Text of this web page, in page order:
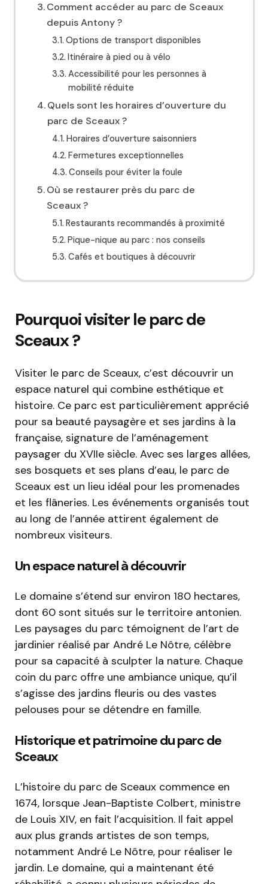
Comment accéder au parc de Sceaux
depuis Antony ?
Options de transport disponibles
Itinéraire à pied ou à vélo
Accessibilité pour les personnes à
mobilité réduite
Quels sont les horaires d’ouverture du
parc de Sceaux ?
Horaires d’ouverture saisonniers
Fermetures exceptionnelles
Conseils pour éviter la foule
Où se restaurer près du parc de
Sceaux ?
Restaurants recommandés à proximité
Pique-nique au parc : nos conseils
Cafés et boutiques à découvrir
Pourquoi visiter le parc de
Sceaux ?
Visiter le parc de Sceaux, c’est découvrir un
espace naturel qui combine esthétique et
histoire. Ce parc est particulièrement apprécié
pour sa beauté paysagère et ses jardins à la
française, signature de l’aménagement
paysager du XVIIe siècle. Avec ses larges allées,
ses bosquets et ses plans d’eau, le parc de
Sceaux est un lieu idéal pour les promenades
et les flâneries. Les événements organisés tout
au long de l’année attirent également de
nombreux visiteurs.
Un espace naturel à découvrir
Le domaine s’étend sur environ 180 hectares,
dont 60 sont situés sur le territoire antonien.
Les paysages du parc témoignent de l’art de
jardinier réalisé par André Le Nôtre, célèbre
pour sa capacité à sculpter la nature. Chaque
coin du parc offre une ambiance unique, qu’il
s’agisse des jardins fleuris ou des vastes
pelouses pour se détendre en famille.
Historique et patrimoine du parc de
Sceaux
L’histoire du parc de Sceaux commence en
1674, lorsque Jean-Baptiste Colbert, ministre
de Louis XIV, en fait l’acquisition. Il fait appel
aux plus grands artistes de son temps,
notamment André Le Nôtre, pour réaliser le
jardin. Le domaine, qui a maintenant été